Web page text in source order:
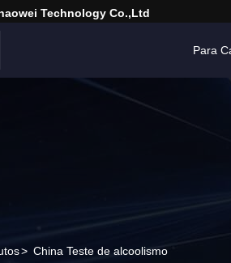
Technology Co.,Ltd
Para
> China Teste de alcoolismo